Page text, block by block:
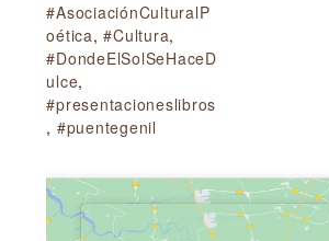
#AsociaciónCulturalP
oética,#Cultura,
#DondeElSolSeHaceD
ulce,
#presentacioneslibros
, #puentegenil